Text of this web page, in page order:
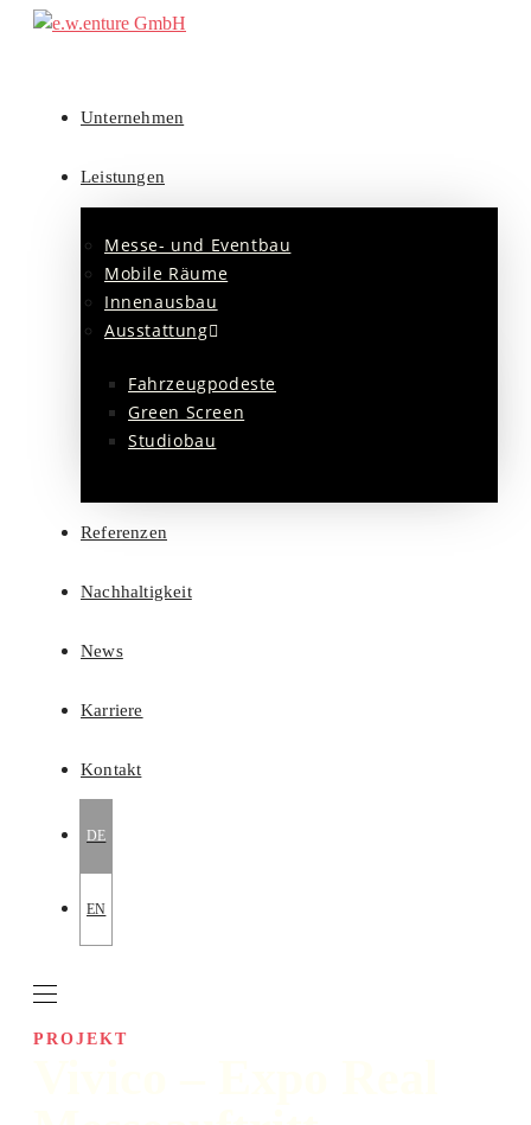
Unternehmen
Leistungen
Messe- und Eventbau
Mobile Räume
Innenausbau
Ausstattung
Fahrzeugpodeste
Green Screen
Studiobau
Referenzen
Nachhaltigkeit
News
Karriere
Kontakt
DE
EN
PROJEKT